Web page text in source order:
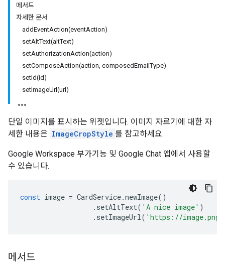
메서드
자세한 문서
addEventAction(eventAction)
setAltText(altText)
setAuthorizationAction(action)
setComposeAction(action, composedEmailType)
setId(id)
setImageUrl(url)
단일 이미지를 표시하는 위젯입니다. 이미지 자르기에 대한 자
세한 내용은 ImageCropStyle 를 참고하세요.
Google Workspace 부가기능 및 Google Chat 앱에서 사용할
수 있습니다.
const image = CardService.newImage()
. setAltText( 'A nice image' )
. setImageUrl( 'https://image.png'
메서드